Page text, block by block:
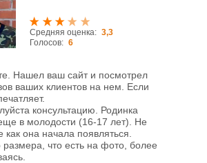
Средняя оценка: 3,3
Голосов: 6
Нашел ваш сайт и посмотрел
ваших клиентов на нем. Если
консультацию. Родинка
в молодости (16-17 лет). Не
она начала появляться.
что есть на фото, более